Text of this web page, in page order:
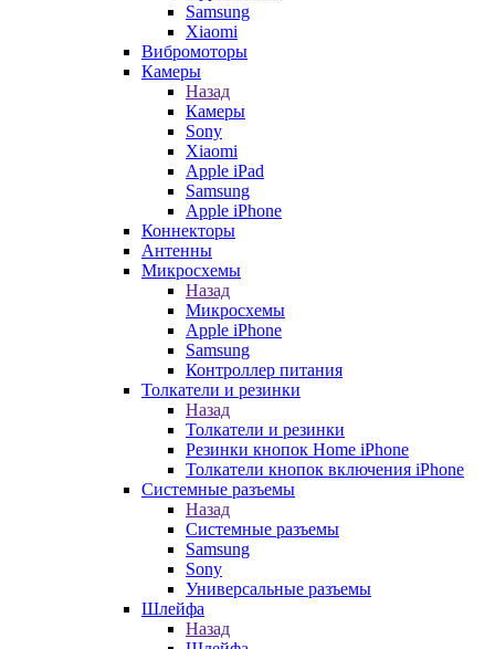
Samsung
Xiaomi
Вибромоторы
Камеры
Назад
Камеры
Sony
Xiaomi
Apple iPad
Samsung
Apple iPhone
Коннекторы
Антенны
Микросхемы
Назад
Микросхемы
Apple iPhone
Samsung
Контроллер питания
Толкатели и резинки
Назад
Толкатели и резинки
Резинки кнопок Home iPhone
Толкатели кнопок включения iPhone
Системные разъемы
Назад
Системные разъемы
Samsung
Sony
Универсальные разъемы
Шлейфа
Назад